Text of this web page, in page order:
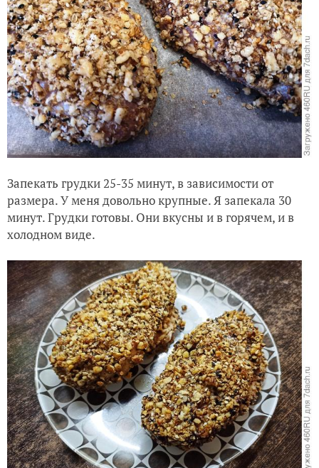
Запекать грудки 25-35 минут, в зависимости от
размера. У меня довольно крупные. Я запекала 30
минут. Грудки готовы. Они вкусны и в горячем, и в
холодном виде.